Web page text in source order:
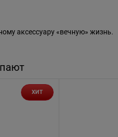
аксессуару «вечную» жизнь.
ХИТ